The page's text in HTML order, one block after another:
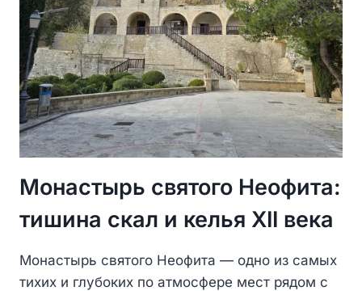
Монастырь святого Неофита:
тишина скал и келья XII века
Монастырь святого Неофита — одно из самых
тихих и глубоких по атмосфере мест рядом с